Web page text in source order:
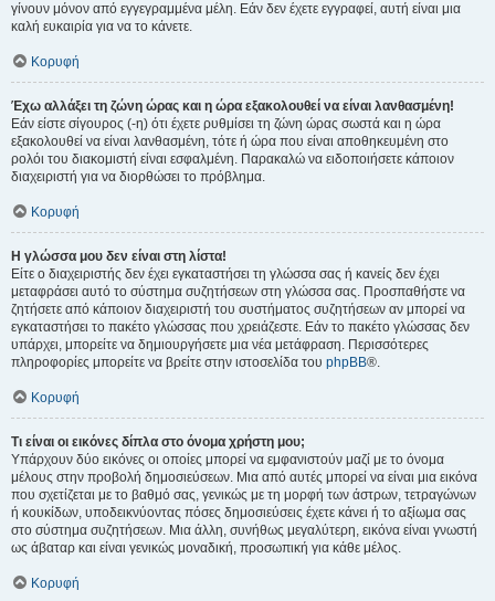
γίνουν μόνον από εγγεγραμμένα μέλη. Εάν δεν έχετε εγγραφεί, αυτή είναι μια
καλή ευκαιρία για να το κάνετε.
Κορυφή
Έχω αλλάξει τη ζώνη ώρας και η ώρα εξακολουθεί να είναι λανθασμένη!
Εάν είστε σίγουρος (-η) ότι έχετε ρυθμίσει τη ζώνη ώρας σωστά και η ώρα
εξακολουθεί να είναι λανθασμένη, τότε ή ώρα που είναι αποθηκευμένη στο
ρολόι του διακομιστή είναι εσφαλμένη. Παρακαλώ να ειδοποιήσετε κάποιον
διαχειριστή για να διορθώσει το πρόβλημα.
Κορυφή
Η γλώσσα μου δεν είναι στη λίστα!
Είτε ο διαχειριστής δεν έχει εγκαταστήσει τη γλώσσα σας ή κανείς δεν έχει
μεταφράσει αυτό το σύστημα συζητήσεων στη γλώσσα σας. Προσπαθήστε να
ζητήσετε από κάποιον διαχειριστή του συστήματος συζητήσεων αν μπορεί να
εγκαταστήσει το πακέτο γλώσσας που χρειάζεστε. Εάν το πακέτο γλώσσας δεν
υπάρχει, μπορείτε να δημιουργήσετε μια νέα μετάφραση. Περισσότερες
πληροφορίες μπορείτε να βρείτε στην ιστοσελίδα του phpBB®.
Κορυφή
Τι είναι οι εικόνες δίπλα στο όνομα χρήστη μου;
Υπάρχουν δύο εικόνες οι οποίες μπορεί να εμφανιστούν μαζί με το όνομα
μέλους στην προβολή δημοσιεύσεων. Μια από αυτές μπορεί να είναι μια εικόνα
που σχετίζεται με το βαθμό σας, γενικώς με τη μορφή των άστρων, τετραγώνων
ή κουκίδων, υποδεικνύοντας πόσες δημοσιεύσεις έχετε κάνει ή το αξίωμα σας
στο σύστημα συζητήσεων. Μια άλλη, συνήθως μεγαλύτερη, εικόνα είναι γνωστή
ως άβαταρ και είναι γενικώς μοναδική, προσωπική για κάθε μέλος.
Κορυφή